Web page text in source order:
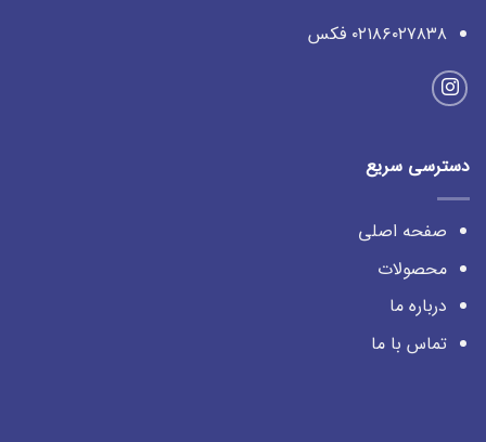
۰۲۱۸۶۰۲۷۸۳۸ فکس
دسترسی سریع
صفحه اصلی
محصولات
درباره ما
تماس با ما